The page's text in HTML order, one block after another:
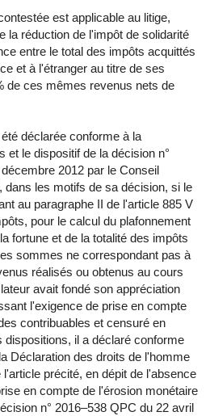
est applicable au litige,
la réduction de l'impôt de solidarité
entre le total des impôts acquittés
et à l'étranger au titre de ses
de ces mêmes revenus nets de
déclarée conforme à la
et le dispositif de la décision n°
2012 par le Conseil
dans les motifs de sa décision, si le
au paragraphe II de l'article 885 V
pour le calcul du plafonnement
fortune et de la totalité des impôts
sommes ne correspondant pas à
réalisés ou obtenus au cours
avait fondé son appréciation
l'exigence de prise en compte
contribuables et censuré en
il a déclaré conforme
Déclaration des droits de l'homme
précité, en dépit de l'absence
en compte de l'érosion monétaire
n° 2016–538 QPC du 22 avril